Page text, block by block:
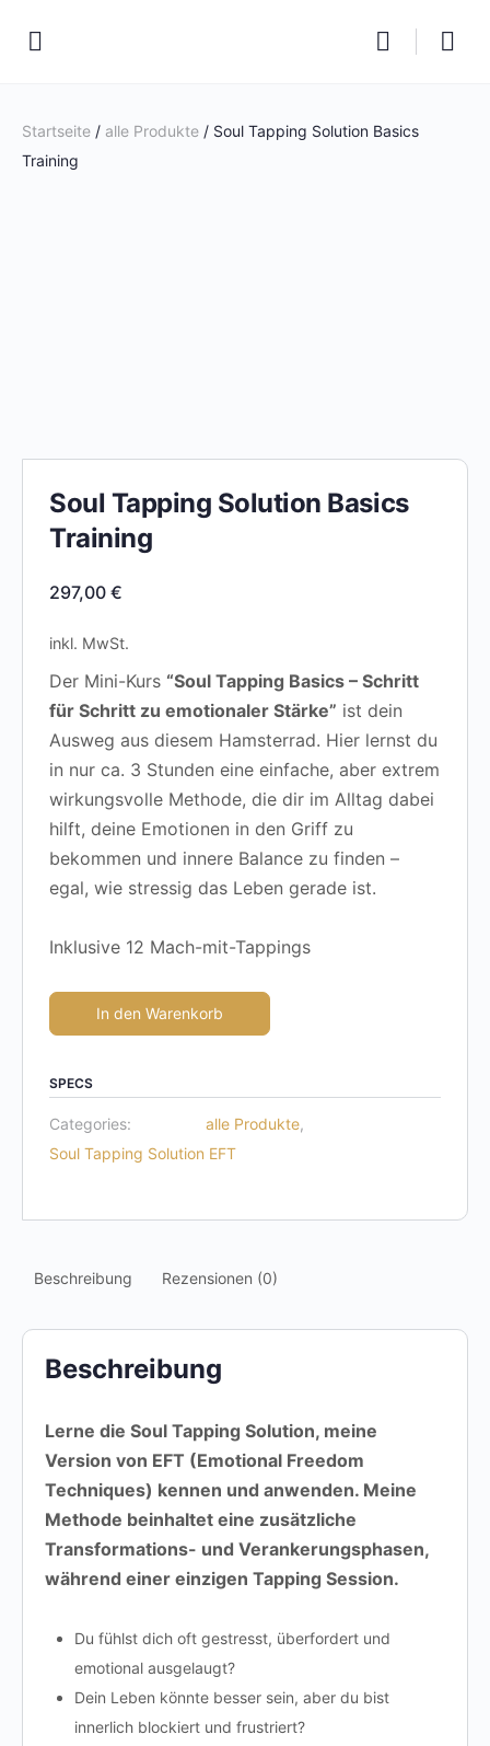
Startseite / alle Produkte / Soul Tapping Solution Basics
Training
Soul Tapping Solution Basics
Training
297,00 €
inkl. MwSt.
Der Mini-Kurs “Soul Tapping Basics – Schritt
für Schritt zu emotionaler Stärke” ist dein
Ausweg aus diesem Hamsterrad. Hier lernst du
in nur ca. 3 Stunden eine einfache, aber extrem
wirkungsvolle Methode, die dir im Alltag dabei
hilft, deine Emotionen in den Griff zu
bekommen und innere Balance zu finden –
egal, wie stressig das Leben gerade ist.
Inklusive 12 Mach-mit-Tappings
In den Warenkorb
SPECS
Categories: alle Produkte,
Soul Tapping Solution EFT
Beschreibung Rezensionen (0)
Beschreibung
Lerne die Soul Tapping Solution, meine
Version von EFT (Emotional Freedom
Techniques) kennen und anwenden. Meine
Methode beinhaltet eine zusätzliche
Transformations- und Verankerungsphasen,
während einer einzigen Tapping Session.
Du fühlst dich oft gestresst, überfordert und
emotional ausgelaugt?
Dein Leben könnte besser sein, aber du bist
innerlich blockiert und frustriert?